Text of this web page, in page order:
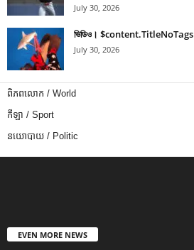
July 30, 2026
ভিডিও। $content.TitleNoTags
July 30, 2026
ពិភពលោក / World
កីឡា / Sport
នយោបាយ / Politic
EVEN MORE NEWS